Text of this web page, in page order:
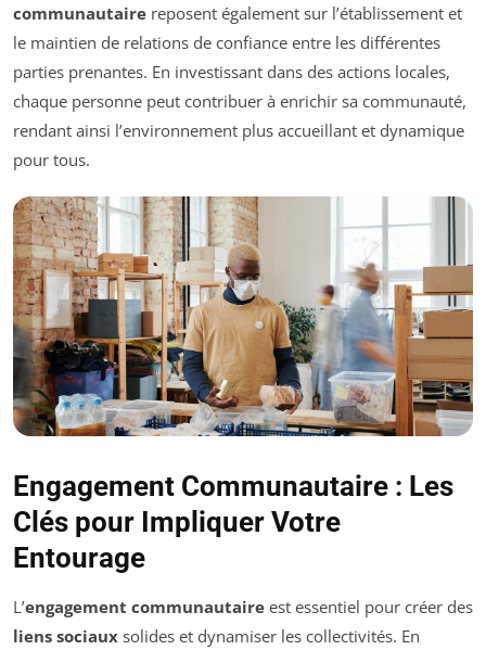
communautaire reposent également sur l’établissement et
le maintien de relations de confiance entre les différentes
parties prenantes. En investissant dans des actions locales,
chaque personne peut contribuer à enrichir sa communauté,
rendant ainsi l’environnement plus accueillant et dynamique
pour tous.
Engagement Communautaire : Les
Clés pour Impliquer Votre
Entourage
L’engagement communautaire est essentiel pour créer des
liens sociaux solides et dynamiser les collectivités. En